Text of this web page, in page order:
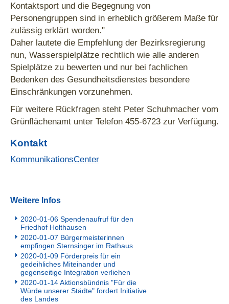
Kontaktsport und die Begegnung von
Personengruppen sind in erheblich größerem Maße für
zulässig erklärt worden."
Daher lautete die Empfehlung der Bezirksregierung
nun, Wasserspielplätze rechtlich wie alle anderen
Spielplätze zu bewerten und nur bei fachlichen
Bedenken des Gesundheitsdienstes besondere
Einschränkungen vorzunehmen.
Für weitere Rückfragen steht Peter Schuhmacher vom
Grünflächenamt unter Telefon 455-6723 zur Verfügung.
Kontakt
KommunikationsCenter
Weitere Infos
2020-01-06 Spendenaufruf für den
Friedhof Holthausen
2020-01-07 Bürgermeisterinnen
empfingen Sternsinger im Rathaus
2020-01-09 Förderpreis für ein
gedeihliches Miteinander und
gegenseitige Integration verliehen
2020-01-14 Aktionsbündnis "Für die
Würde unserer Städte" fordert Initiative
des Landes